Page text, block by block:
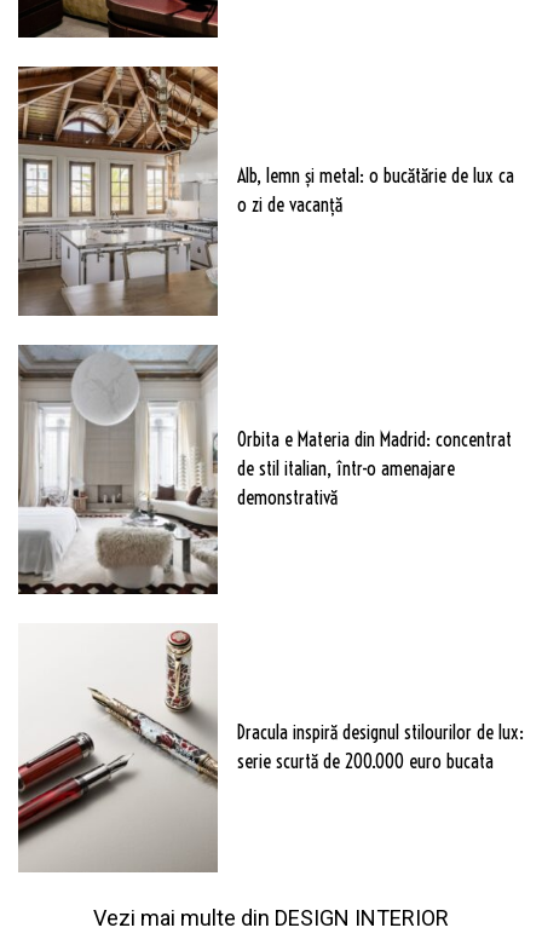
Alb, lemn și metal: o bucătărie de lux ca
o zi de vacanță
Orbita e Materia din Madrid: concentrat
de stil italian, într-o amenajare
demonstrativă
Dracula inspiră designul stilourilor de lux:
serie scurtă de 200.000 euro bucata
Vezi mai multe din DESIGN INTERIOR